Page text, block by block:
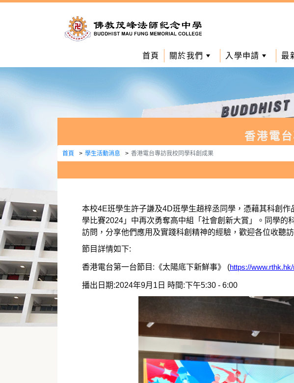
首頁 關於我們 入學申請 最
香港電
首頁 學生活動消息 香港電台專訪我校同學科創成果
本校4E班學生許子謙及4D班學生趙梓丞同學，憑藉其科創
學比賽2024」中再次勇奪高中組「社會創新大賞」。同學
訪問，分享他們應用及實踐科創精神的經驗，歡迎各位收聽訪
節目詳情如下:
香港電台第一台節目:《太陽底下新鮮事》 (https://
播出日期:2024年9月1日 時間:下午5:30 - 6:00